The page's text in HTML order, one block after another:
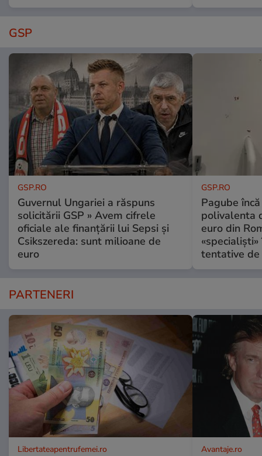
GSP
GSP.RO
Guvernul Ungariei a răspuns
solicitării GSP » Avem cifrele
oficiale ale finanțării lui Sepsi și
Csikszereda: sunt milioane de
euro
GSP.RO
Pagube
polivalenta
euro din
tentative de
PARTENERI
Libertateapentrufemei.ro Avantaje.ro